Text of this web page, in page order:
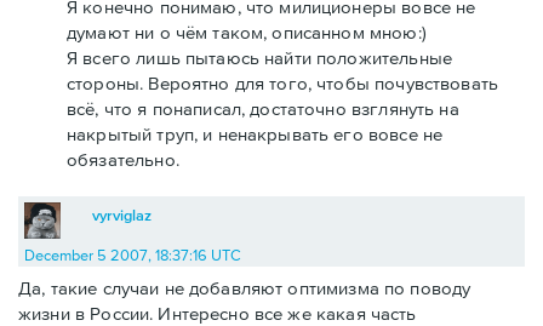
Я конечно понимаю, что милиционеры вовсе не
думают ни о чём таком, описанном мною:)
Я всего лишь пытаюсь найти положительные
стороны. Вероятно для того, чтобы почувствовать
всё, что я понаписал, достаточно взглянуть на
накрытый труп, и ненакрывать его вовсе не
обязательно.
vyrviglaz
December 5 2007, 18:37:16 UTC
Да, такие случаи не добавляют оптимизма по поводу
жизни в России. Интересно все же какая часть